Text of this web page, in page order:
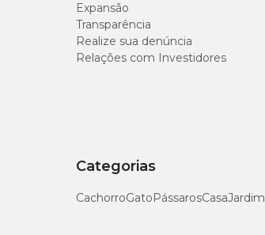
Expansão
Transparência
Realize sua denúncia
Relações com Investidores
Categorias
CachorroGatoPássarosCasaJardim